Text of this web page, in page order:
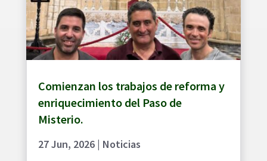
Comienzan los trabajos de reforma y
enriquecimiento del Paso de
Misterio.
27 Jun, 2026| Noticias